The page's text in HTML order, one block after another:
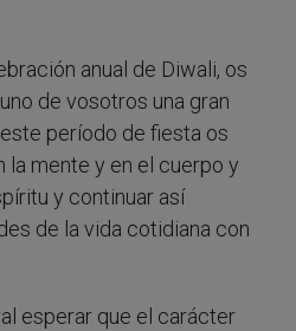
anual de Diwali, os
de vosotros una gran
período de fiesta os
la mente y en el cuerpo y
y continuar así
de la vida cotidiana con
esperar que el carácter